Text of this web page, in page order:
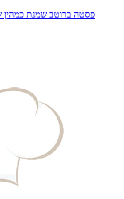
פסטה ברוטב שמנת כמהין